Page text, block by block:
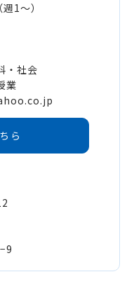
1～）
・社会
業
ら